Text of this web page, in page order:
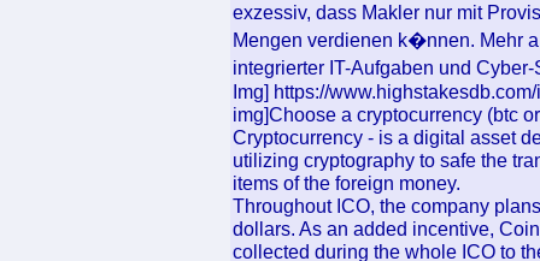
exzessiv, dass Makler nur mit
Mengen verdienen k�nnen. Mehr
integrierter IT-Aufgaben und
Img] https://
img]Choose a cryptocurrency (btc
Cryptocurrency - is a digital asset
utilizing cryptography to safe the
items of the foreign money.
Throughout ICO, the company
dollars. As an added incentive,
collected during the whole ICO to